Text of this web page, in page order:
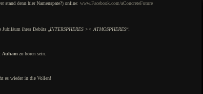
stand denn hier Namenspate?) online: www.Facebook.com/aConcreteFuture
ihres Debüts „ INTERSPHERES >< ATMOSPHERES“.
Auham zu hören sein.
es wieder in die Vollen!